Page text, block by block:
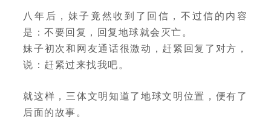
八年后，妹子竟然收到了回信，不过信的内容
是：不要回复，回复地球就会灭亡。
妹子初次和网友通话很激动，赶紧回复了对方，
说：赶紧过来找我吧。
就这样，三体文明知道了地球文明位置，便有了
后面的故事。